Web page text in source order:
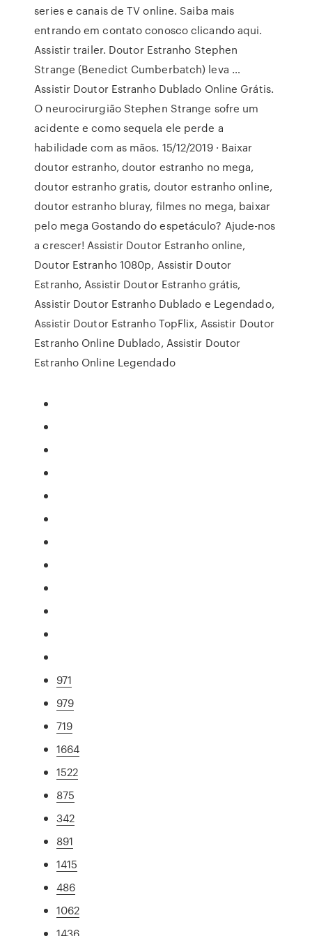
series e canais de TV online. Saiba mais
entrando em contato conosco clicando aqui.
Assistir trailer. Doutor Estranho Stephen
Strange (Benedict Cumberbatch) leva …
Assistir Doutor Estranho Dublado Online Grátis.
O neurocirurgião Stephen Strange sofre um
acidente e como sequela ele perde a
habilidade com as mãos. 15/12/2019 · Baixar
doutor estranho, doutor estranho no mega,
doutor estranho gratis, doutor estranho online,
doutor estranho bluray, filmes no mega, baixar
pelo mega Gostando do espetáculo? Ajude-nos
a crescer! Assistir Doutor Estranho online,
Doutor Estranho 1080p, Assistir Doutor
Estranho, Assistir Doutor Estranho grátis,
Assistir Doutor Estranho Dublado e Legendado,
Assistir Doutor Estranho TopFlix, Assistir Doutor
Estranho Online Dublado, Assistir Doutor
Estranho Online Legendado
971
979
719
1664
1522
875
342
891
1415
486
1062
1436